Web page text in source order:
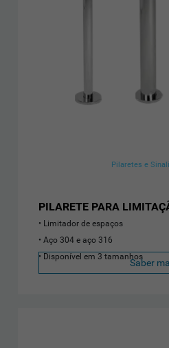
Pilaretes e
PILARETE PARA
Limitador de espaços
Aço 304 e aço 316
Disponível em 3 tamanhos
Saber